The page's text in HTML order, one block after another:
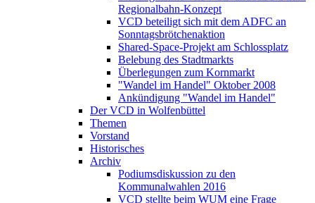
Regionalbahn-Konzept
VCD beteiligt sich mit dem ADFC an
Sonntagsbrötchenaktion
Shared-Space-Projekt am Schlossplatz
Belebung des Stadtmarkts
Überlegungen zum Kornmarkt
"Wandel im Handel" Oktober 2008
Ankündigung "Wandel im Handel"
Der VCD in Wolfenbüttel
Themen
Vorstand
Historisches
Archiv
Podiumsdiskussion zu den
Kommunalwahlen 2016
VCD stellte beim WUM eine Frage